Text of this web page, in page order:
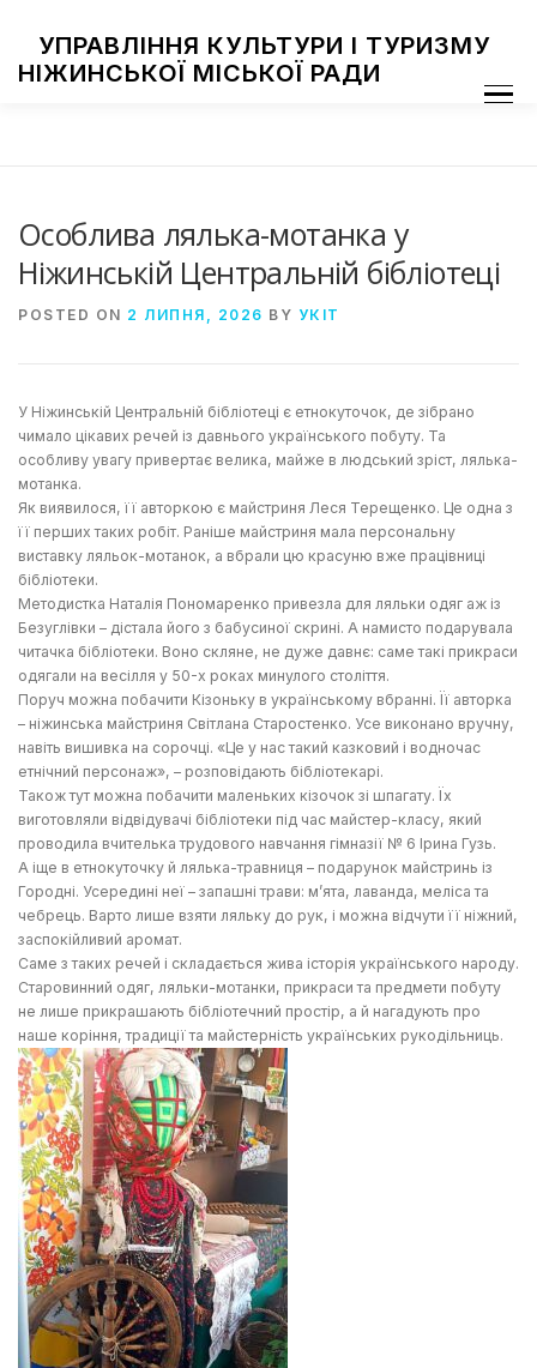
contentУПРАВЛІННЯ КУЛЬТУРИ І ТУРИЗМУ
НІЖИНСЬКОЇ МІСЬКОЇ РАДИ
Menu
Особлива лялька-мотанка у
Ніжинській Центральній бібліотеці
POSTED ON 2 ЛИПНЯ, 2026 BY УКІТ
У Ніжинській Центральній бібліотеці є етнокуточок, де зібрано
чимало цікавих речей із давнього українського побуту. Та
особливу увагу привертає велика, майже в людський зріст, лялька-
мотанка.
Як виявилося, її авторкою є майстриня Леся Терещенко. Це одна з
її перших таких робіт. Раніше майстриня мала персональну
виставку ляльок-мотанок, а вбрали цю красуню вже працівниці
бібліотеки.
Методистка Наталія Пономаренко привезла для ляльки одяг аж із
Безуглівки – дістала його з бабусиної скрині. А намисто подарувала
читачка бібліотеки. Воно скляне, не дуже давнє: саме такі прикраси
одягали на весілля у 50-х роках минулого століття.
Поруч можна побачити Кізоньку в українському вбранні. Її авторка
– ніжинська майстриня Світлана Старостенко. Усе виконано вручну,
навіть вишивка на сорочці. «Це у нас такий казковий і водночас
етнічний персонаж», – розповідають бібліотекарі.
Також тут можна побачити маленьких кізочок зі шпагату. Їх
виготовляли відвідувачі бібліотеки під час майстер-класу, який
проводила вчителька трудового навчання гімназії № 6 Ірина Гузь.
А іще в етнокуточку й лялька-травниця – подарунок майстринь із
Городні. Усередині неї – запашні трави: м’ята, лаванда, меліса та
чебрець. Варто лише взяти ляльку до рук, і можна відчути її ніжний,
заспокійливий аромат.
Саме з таких речей і складається жива історія українського народу.
Старовинний одяг, ляльки-мотанки, прикраси та предмети побуту
не лише прикрашають бібліотечний простір, а й нагадують про
наше коріння, традиції та майстерність українських рукодільниць.